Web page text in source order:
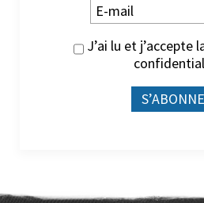
J’ai lu et j’accepte